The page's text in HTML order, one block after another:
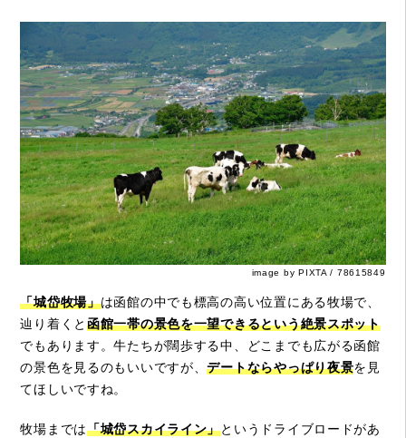
image by PIXTA / 78615849
「城岱牧場」は函館の中でも標高の高い位置にある牧場で、
辿り着くと 函館一帯の景色を一望できるという絶景スポット
でもあります。牛たちが闊歩する中、どこまでも広がる函館
の景色を見るのもいいですが、デートならやっぱり夜景を見
てほしいですね。
牧場までは「城岱スカイライン」というドライブロードがあ